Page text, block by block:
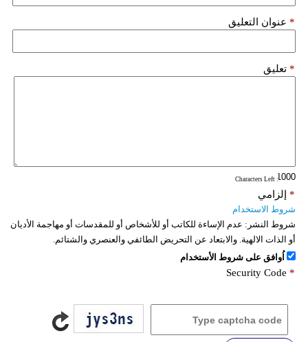
عنوان التعليق *
تعليق *
: Characters Left
إلزامي *
شروط الاستخدام
شروط النشر: عدم الإساءة للكاتب أو للأشخاص أو للمقدسات أو مهاجمة الأديان
أو الذات الالهية. والابتعاد عن التحريض الطائفي والعنصري والشتائم.
اُوافق على شروط الأستخدام
Security Code *